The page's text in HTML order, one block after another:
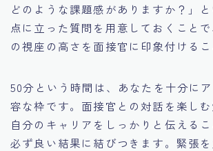
どのような課題感がありますか？」
点に立った質問を用意しておくこと
の視座の高さを面接官に印象付けるこ
50分という時間は、あなたを十分に
容な枠です。面接官との対話を楽しむ
自分のキャリアをしっかりと伝えるこ
必ず良い結果に結びつきます。緊張